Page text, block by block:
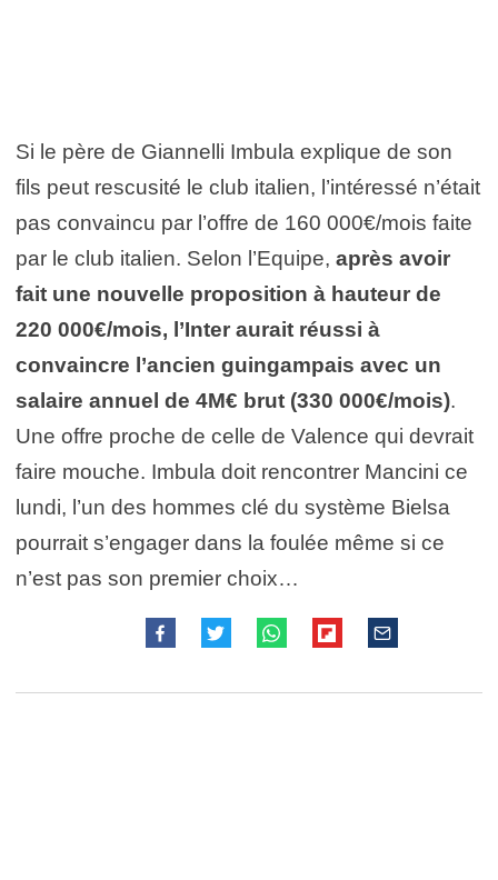
Si le père de Giannelli Imbula explique de son
fils peut rescusité le club italien, l’intéressé n’était
pas convaincu par l’offre de 160 000€/mois faite
par le club italien. Selon l’Equipe, après avoir
fait une nouvelle proposition à hauteur de
220 000€/mois, l’Inter aurait réussi à
convaincre l’ancien guingampais avec un
salaire annuel de 4M€ brut (330 000€/mois).
Une offre proche de celle de Valence qui devrait
faire mouche. Imbula doit rencontrer Mancini ce
lundi, l’un des hommes clé du système Bielsa
pourrait s’engager dans la foulée même si ce
n’est pas son premier choix…